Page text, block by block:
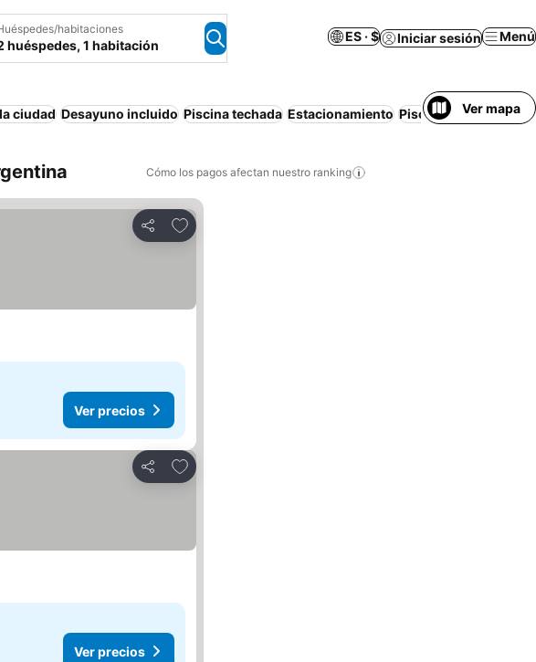
habitaciones
huéspedes, 1 habitación
ES · $ Iniciar sesión Menú
ciudad Desayuno incluido Piscina techada Estacionamiento Piscina Apartamento
Ver mapa
Cómo los pagos afectan nuestro ranking
Compartir
Agregar a favoritos
Ver precios
Compartir
Agregar a favoritos
Ver precios